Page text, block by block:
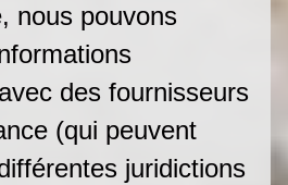
nous pouvons
des fournisseurs
(qui peuvent
juridictions